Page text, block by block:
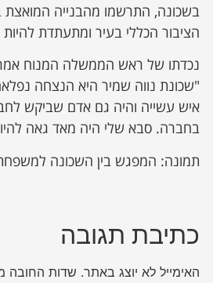
בשכונה, התרשמו מהבנייה המואצת
הציבור הכללי בעיר ומתעתדת להיות
נכדתו של ראש הממשלה המנוח
"שכונת נווה שמיר היא הנצחה
איש עשייה והיה גם אדם שביקש
בחברה. סבא שלי היה מאד גאה
תמונה: המפגש בין השכונה
כתיבת תגובה
האימייל לא יוצג באתר. שדות החובה